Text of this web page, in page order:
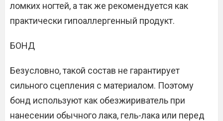
ломких ногтей, а так же рекомендуется как
практически гипоаллергенный продукт.
БОНД
Безусловно, такой состав не гарантирует
сильного сцепления с материалом. Поэтому
бонд используют как обезжириватель при
нанесении обычного лака, гель-лака или перед